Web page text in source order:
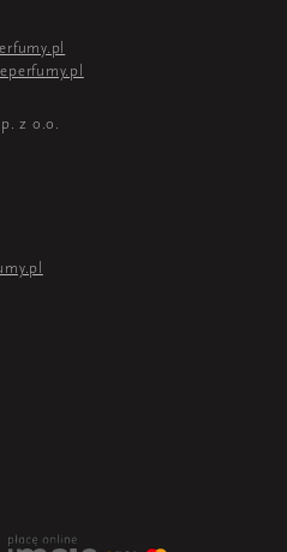
z o.o.